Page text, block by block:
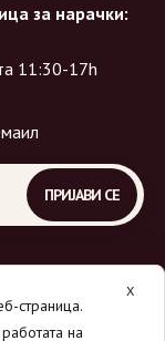
за нарачки:
11:30-17h
X
страница.
на